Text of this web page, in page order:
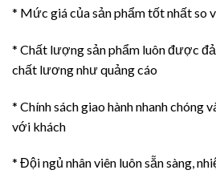
* Mức giá của sản phẩm tốt nhất so
* Chất lượng sản phẩm luôn được
chất lương như quảng cáo
* Chính sách giao hành nhanh chóng
với khách
* Đội ngủ nhân viên luôn sẵn sàng,